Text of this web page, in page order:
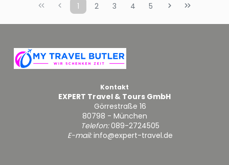
1 2 3 4 5
Kontakt
EXPERT Travel & Tours GmbH
Görrestraße 16
80798 - München
Telefon:089-2724505
E-mail:info@expert-travel.de